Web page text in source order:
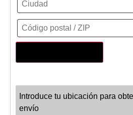
Introduce tu ubicación para
envío